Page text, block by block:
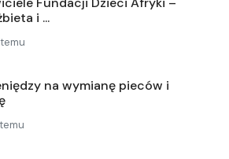
i ...
na wymianę pieców i